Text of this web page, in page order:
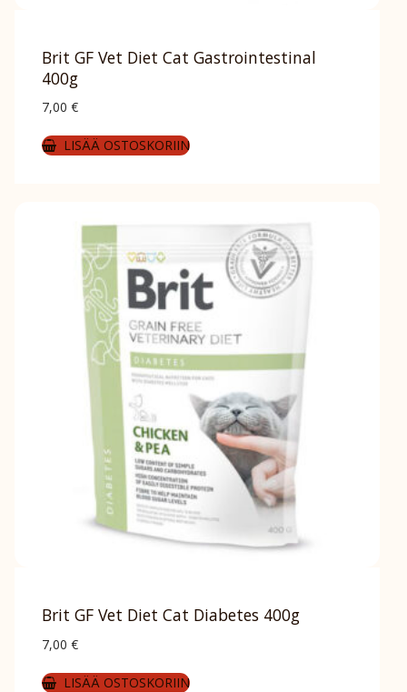
Brit GF Vet Diet Cat Gastrointestinal
400g
7,00 €
LISÄÄ OSTOSKORIIN
Brit GF Vet Diet Cat Diabetes 400g
7,00 €
LISÄÄ OSTOSKORIIN